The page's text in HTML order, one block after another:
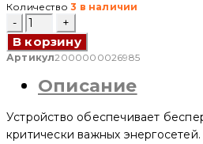
Количество 3 в наличии
Количество
товара
Автомат
включения
YCQ9Ms-
125M
100A
(CNC
В корзину
Артикул2000000026985
Описание
Устройство обеспечивает
критически важных